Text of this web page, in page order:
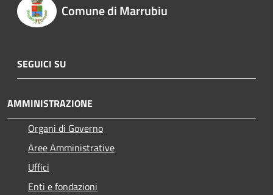
Comune di Marrubiu
SEGUICI SU
AMMINISTRAZIONE
Organi di Governo
Aree Amministrative
Uffici
Enti e fondazioni